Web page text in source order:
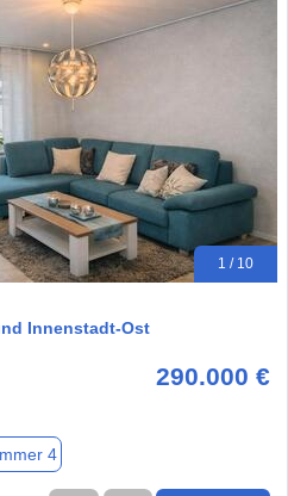
1 / 10
Innenstadt-Ost
290.000 €
4